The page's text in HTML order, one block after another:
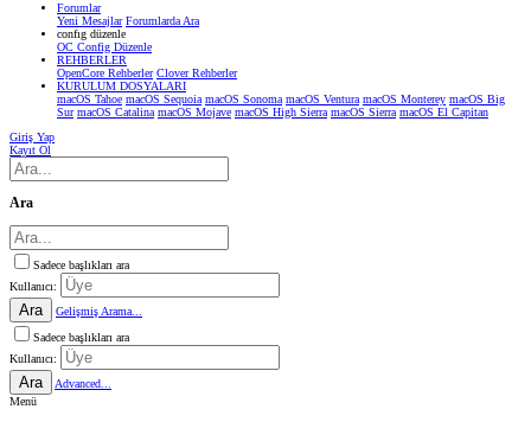
Forumlar
Yeni Mesajlar Forumlarda Ara
confıg düzenle
OC Config Düzenle
REHBERLER
OpenCore Rehberler Clover Rehberler
KURULUM DOSYALARI
macOS Tahoe macOS Sequoia macOS Sonoma macOS Ventura macOS Monterey macOS Big
Sur macOS Catalina macOS Mojave macOS High Sierra macOS Sierra macOS El Capitan
Giriş Yap
Kayıt Ol
Ara
Sadece başlıkları ara
Kullanıcı:
Ara
Gelişmiş Arama...
Sadece başlıkları ara
Kullanıcı:
Ara
Advanced...
Menü